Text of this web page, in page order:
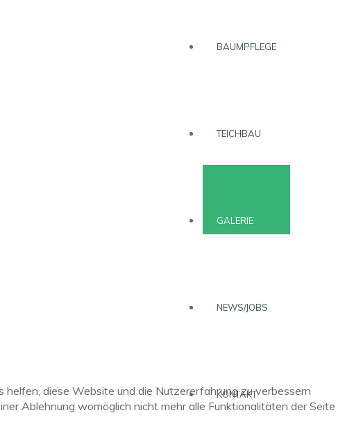
BAUMPFLEGE
TEICHBAU
GALERIE
NEWS/JOBS
KONTAKT
diese Website und die Nutzererfahrung zu verbessern
Ablehnung womöglich nicht mehr alle Funktionalitäten der Seite